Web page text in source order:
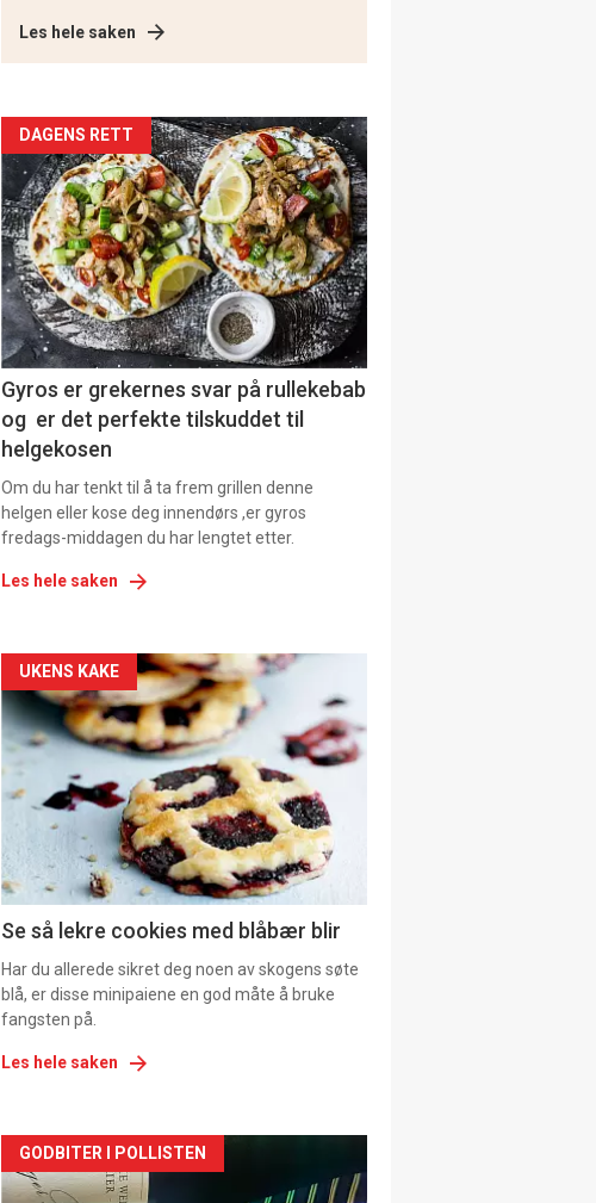
Les hele saken
Artikler
detail
-
section
11
DAGENS RETT
Gyros er grekernes svar på rullekebab
og er det perfekte tilskuddet til
helgekosen
Om du har tenkt til å ta frem grillen denne
helgen eller kose deg innendørs ,er gyros
fredags-middagen du har lengtet etter.
Les hele saken
Artikler
detail
-
section
11
Dagens
rett
UKENS KAKE
Se så lekre cookies med blåbær blir
Har du allerede sikret deg noen av skogens søte
blå, er disse minipaiene en god måte å bruke
fangsten på.
Les hele saken
Artikler
GODBITER I POLLISTEN